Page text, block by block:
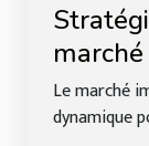
Le marché
dynamique